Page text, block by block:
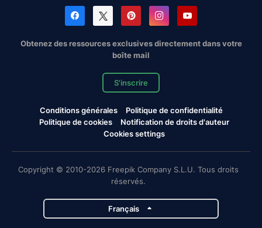
Obtenez des ressources exclusives directement dans votre
boîte mail
S'inscrire
Conditions générales
Politique de confidentialité
Politique de cookies
Notification de droits d'auteur
Cookies settings
Copyright © 2010-2026 Freepik Company S.L.U. Tous droits
réservés.
Français